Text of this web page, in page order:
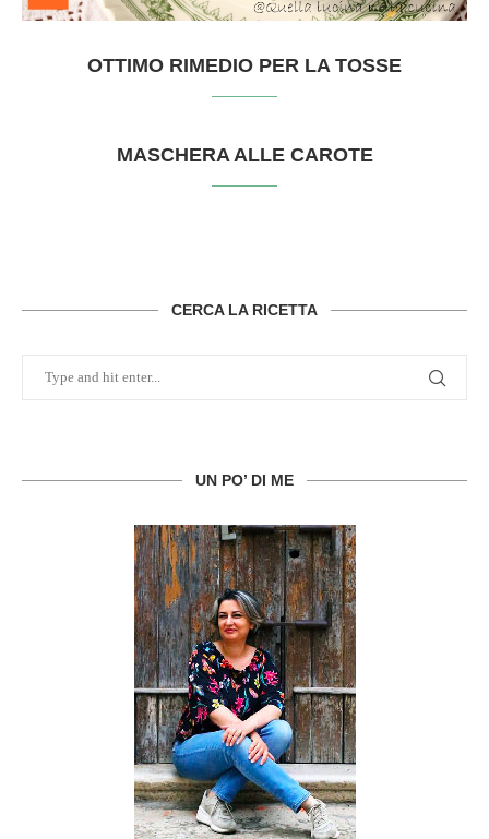
OTTIMO RIMEDIO PER LA TOSSE
MASCHERA ALLE CAROTE
CERCA LA RICETTA
UN PO’ DI ME